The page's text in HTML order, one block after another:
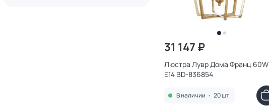
31 147 ₽
Люстра Лувр Дома Франц 60W
E14 BD-836854
В наличии • 20 шт.